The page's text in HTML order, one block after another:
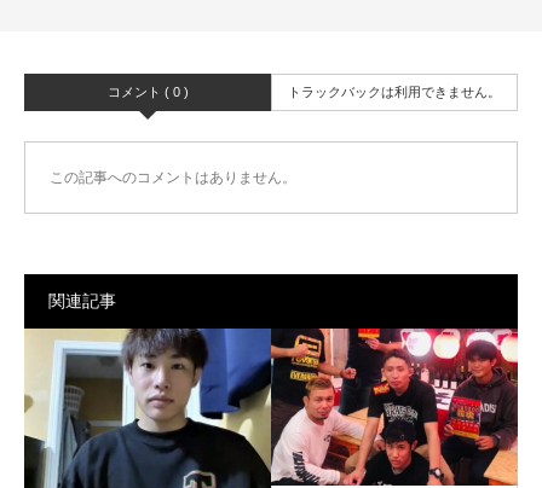
コメント ( 0 ) トラックバックは利用できません。
この記事へのコメントはありません。
関連記事